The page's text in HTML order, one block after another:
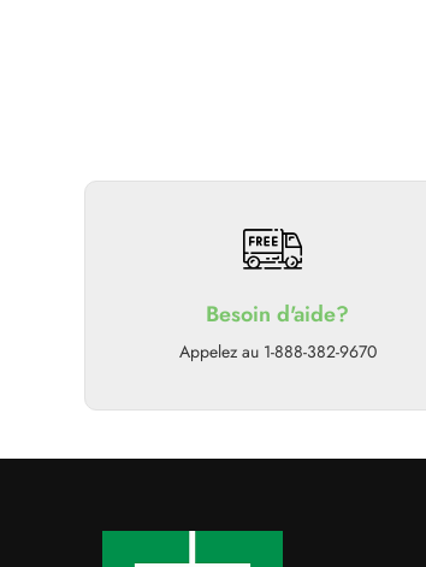
Besoin d'aide?
Appelez au 1-888-382-9670